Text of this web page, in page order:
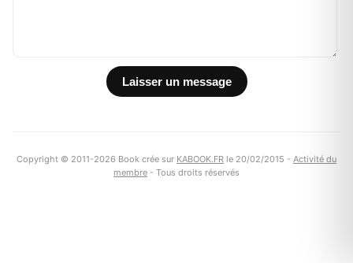
Copyright © 2011-2026 Book crée sur KABOOK.FR le 20/02/2015 - Activité du
membre - Tous droits réservés